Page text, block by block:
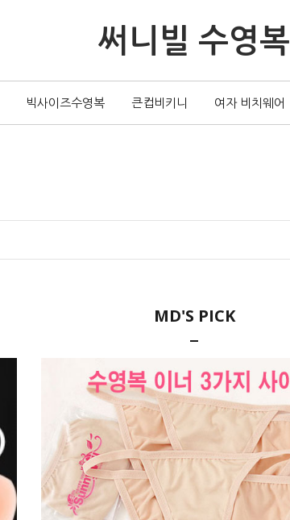
써니빌 수영복
빅사이즈수영복 큰컵비키니 여자 비치웨어
MD'S PICK